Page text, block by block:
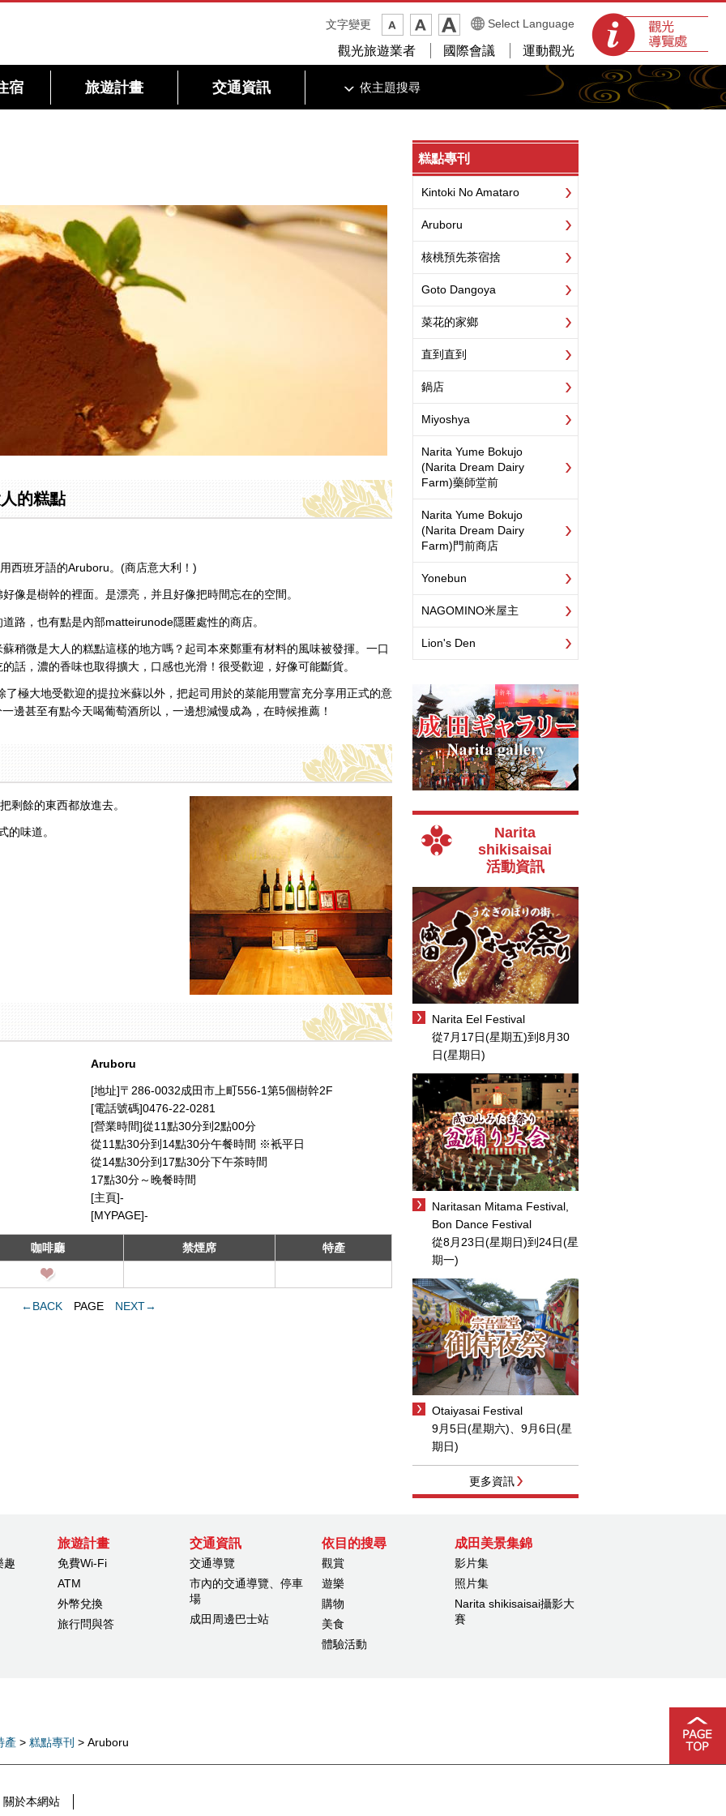
觀光導覽處
文字變更 Select Language
觀光旅遊業者 國際會議 運動觀光
宿 旅遊計畫 交通資訊 依主題搜尋
的糕點
西班牙語的Aruboru。(商店意大利！)
像是樹幹的裡面。是漂亮，并且好像把時間忘在的空間。
路，也有點是內部matteirunode隱匿處性的商店。
稍微是大人的糕點這樣的地方嗎？起司本來鄭重有材料的風味被發揮。一口
話，濃的香味也取得擴大，口感也光滑！很受歡迎，好像可能斷貨。
極大地受歡迎的提拉米蘇以外，把起司用於的菜能用豐富充分享用正式的意
邊甚至有點今天喝葡萄酒所以，一邊想減慢成為，在時候推薦！
剩餘的東西都放進去。
的味道。
Aruboru
[地址]〒286-0032成田市上町556-1第5個樹幹2F
[電話號碼]0476-22-0281
[營業時間]從11點30分到2點00分
從11點30分到14點30分午餐時間 ※衹平日
從14點30分到17點30分下午茶時間
17點30分～晚餐時間
[主頁]-
[MYPAGE]-
咖啡廳 禁煙席 特產
←BACKPAGE NEXT→
糕點專刊
Kintoki No Amataro
Aruboru
核桃預先茶宿捨
Goto Dangoya
菜花的家鄉
直到直到
鍋店
Miyoshya
Narita Yume Bokujo
(Narita Dream Dairy
Farm)藥師堂前
Narita Yume Bokujo
(Narita Dream Dairy
Farm)門前商店
Yonebun
NAGOMINO米屋主
Lion's Den
Narita
shikisaisai
活動資訊
Narita Eel Festival
從7月17日(星期五)到8月30
日(星期日)
Naritasan Mitama Festival,
Bon Dance Festival
從8月23日(星期日)到24日(星
期一)
Otaiyasai Festival
9月5日(星期六)、9月6日(星
期日)
更多資訊
趣
旅遊計畫
免費Wi-Fi
ATM
外幣兌換
旅行問與答
交通資訊
交通導覽
市內的交通導覽、停車
場
成田周邊巴士站
依目的搜尋
觀賞
遊樂
購物
美食
體驗活動
成田美景集錦
影片集
照片集
Narita shikisaisai攝影大
賽
產 > 糕點專刊 > Aruboru
關於本網站